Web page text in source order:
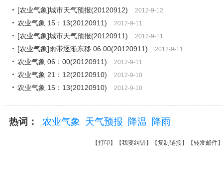
[农业气象]城市天气预报(20120912)
2012-9-12
农业气象 15：13(20120911) 2012-9-11
[农业气象]城市天气预报(20120911) 2012-9-11
[农业气象]雨带逐渐东移 06:00(20120911) 2012-9-11
农业气象 06：00(20120911) 2012-9-11
农业气象 21：12(20120910) 2012-9-10
农业气象 15：13(20120910) 2012-9-10
热词： 农业气象 天气预报 降温 降雨
【打印 】【我要纠错】【复制链接】【转发邮件